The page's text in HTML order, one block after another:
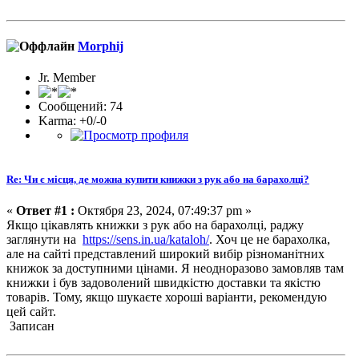
Morphij
Jr. Member
Сообщений: 74
Karma: +0/-0
Re: Чи є місця, де можна купити книжки з рук або на барахолці?
« Ответ #1 : Октября 23, 2024, 07:49:37 pm »
Якщо цікавлять книжки з рук або на барахолці, раджу
заглянути на https://sens.in.ua/kataloh/. Хоч це не барахолка,
але на сайті представлений широкий вибір різноманітних
книжок за доступними цінами. Я неодноразово замовляв там
книжки і був задоволений швидкістю доставки та якістю
товарів. Тому, якщо шукаєте хороші варіанти, рекомендую
цей сайт.
Записан